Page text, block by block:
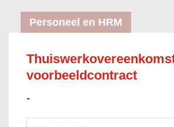
Personeel en HRM
voorbeeldcontract
-